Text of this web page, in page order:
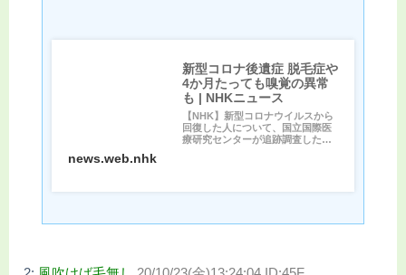
新型コロナ後遺症 脱毛症や
4か月たっても嗅覚の異常
も | NHKニュース
【NHK】新型コロナウイルスから
回復した人について、国立国際医
療研究センターが追跡調査したと
news.web.nhk